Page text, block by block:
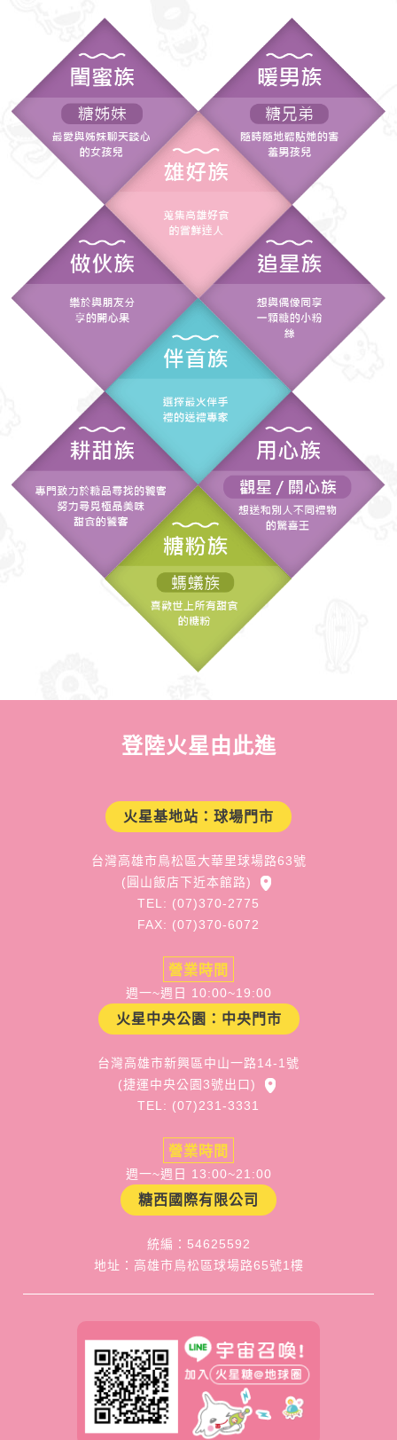
登陸火星由此進
火星基地站：球場門市
台灣高雄市鳥松區大華里球場路63號
(圓山飯店下近本館路)
TEL: (07)370-2775
FAX: (07)370-6072
營業時間
週一~週日 10:00~19:00
火星中央公園：中央門市
台灣高雄市新興區中山一路14-1號
(捷運中央公園3號出口)
TEL: (07)231-3331
營業時間
週一~週日 13:00~21:00
糖西國際有限公司
統編：54625592
地址：高雄市鳥松區球場路65號1樓